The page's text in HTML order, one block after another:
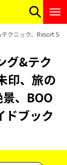
クニック、Resort
グ&テク
印、旅の
、BOO
ドブック